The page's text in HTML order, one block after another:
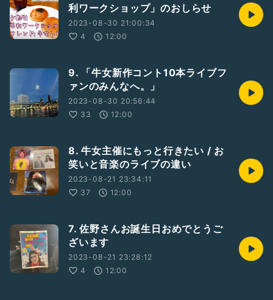
利ワークショップ」のおしらせ
2023-08-30 21:00:34
4
12:00
9. 「牛女新作コント10本ライブフ
ァンのみんなへ。」
2023-08-30 20:56:44
33
12:00
8. 牛女主催にもっと行きたい / お
笑いと音楽のライブの違い
2023-08-21 23:34:11
37
12:00
7. 佐野さんお誕生日おめでとうご
ざいます
2023-08-21 23:28:12
4
12:00